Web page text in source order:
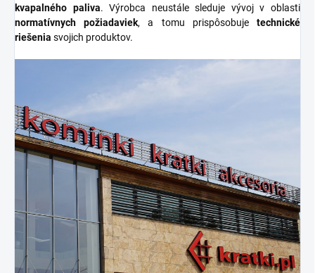
kvapalného paliva. Výrobca neustále sleduje vývoj v oblasti
normatívnych požiadaviek, a tomu prispôsobujetechnické
riešenia svojich produktov.